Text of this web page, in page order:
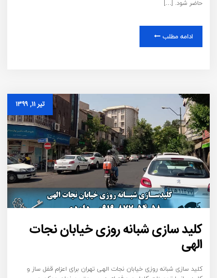
حاضر شود. […]
ادامه مطلب
تیر ۱۱, ۱۳۹۹
کلید سازی شبانه روزی خیابان نجات
الهی
کلید سازی شبانه روزی خیابان نجات الهی تهران برای اعزام قفل ساز و